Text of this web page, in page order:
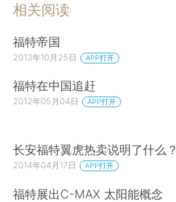
相关阅读
福特帝国
2013年10月25日 APP打开
福特在中国追赶
2012年05月04日 APP打开
长安福特翼虎热卖说明了什么？
2014年04月17日 APP打开
福特展出C-MAX 太阳能概念